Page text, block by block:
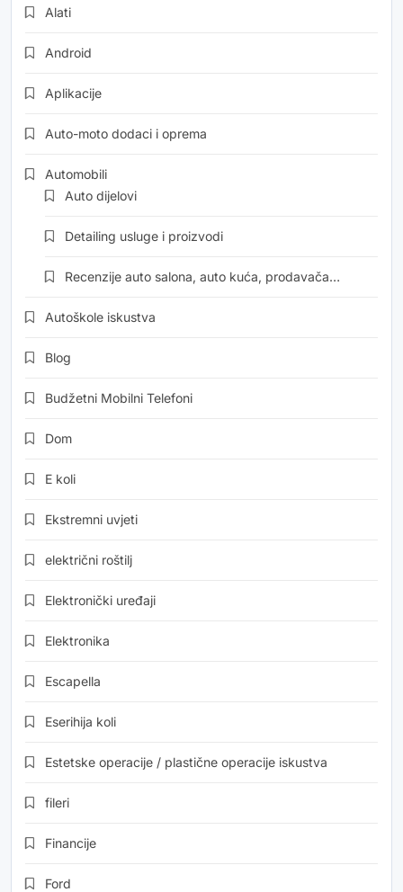
Alati
Android
Aplikacije
Auto-moto dodaci i oprema
Automobili
Auto dijelovi
Detailing usluge i proizvodi
Recenzije auto salona, auto kuća, prodavača…
Autoškole iskustva
Blog
Budžetni Mobilni Telefoni
Dom
E koli
Ekstremni uvjeti
električni roštilj
Elektronički uređaji
Elektronika
Escapella
Eserihija koli
Estetske operacije / plastične operacije iskustva
fileri
Financije
Ford